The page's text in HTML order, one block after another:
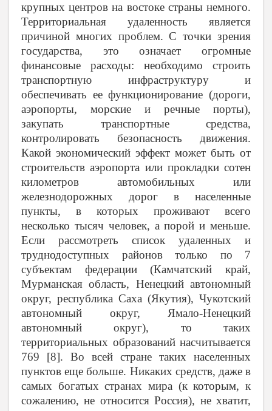
крупных центров на востоке страны немного.
Территориальная удаленность является
причиной многих проблем. С точки зрения
государства, это означает огромные
финансовые расходы: необходимо строить
транспортную инфраструктуру и
обеспечивать ее функционирование (дороги,
аэропорты, морские и речные порты),
закупать транспортные средства,
контролировать безопасность движения.
Какой экономический эффект может быть от
строительств аэропорта или прокладки сотен
километров автомобильных или
железнодорожных дорог в населенные
пункты, в которых проживают всего
несколько тысяч человек, а порой и меньше.
Если рассмотреть список удаленных и
труднодоступных районов только по 7
субъектам федерации (Камчатский край,
Мурманская область, Ненецкий автономный
округ, республика Саха (Якутия), Чукотский
автономный округ, Ямало-Ненецкий
автономный округ), то таких
территориальных образований насчитывается
769 [8]. Во всей стране таких населенных
пунктов еще больше. Никаких средств, даже в
самых богатых странах мира (к которым, к
сожалению, не относится Россия), не хватит,